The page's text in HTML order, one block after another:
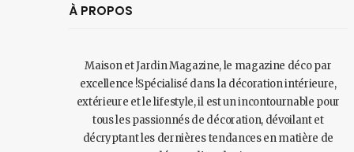
À PROPOS
Maison et Jardin Magazine, le magazine déco par
excellence !Spécialisé dans la décoration intérieure,
extérieure et le lifestyle, il est un incontournable pour
tous les passionnés de décoration, dévoilant et
décryptant les dernières tendances en matière de